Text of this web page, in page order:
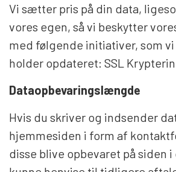
Vi sætter pris på din data,
vores egen, så vi beskytter
med følgende initiativer, som
holder opdateret: SSL
Dataopbevaringslængde
Hvis du skriver og indsender
hjemmesiden i form af
disse blive opbevaret på siden i